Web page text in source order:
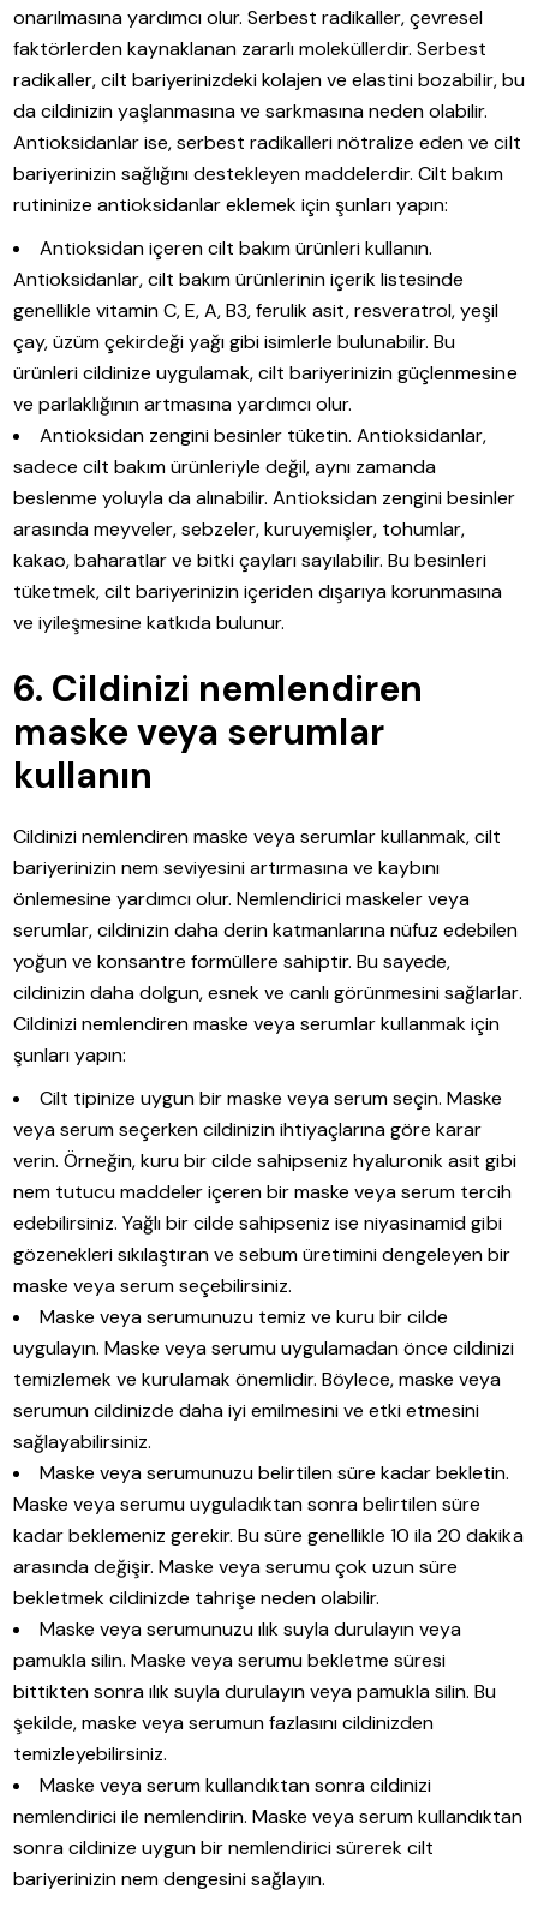
onarılmasına yardımcı olur. Serbest radikaller, çevresel
faktörlerden kaynaklanan zararlı moleküllerdir. Serbest
radikaller, cilt bariyerinizdeki kolajen ve elastini bozabilir, bu
da cildinizin yaşlanmasına ve sarkmasına neden olabilir.
Antioksidanlar ise, serbest radikalleri nötralize eden ve cilt
bariyerinizin sağlığını destekleyen maddelerdir. Cilt bakım
rutininize antioksidanlar eklemek için şunları yapın:
Antioksidan içeren cilt bakım ürünleri kullanın.
Antioksidanlar, cilt bakım ürünlerinin içerik listesinde
genellikle vitamin C, E, A, B3, ferulik asit, resveratrol, yeşil
çay, üzüm çekirdeği yağı gibi isimlerle bulunabilir. Bu
ürünleri cildinize uygulamak, cilt bariyerinizin güçlenmesine
ve parlaklığının artmasına yardımcı olur.
Antioksidan zengini besinler tüketin. Antioksidanlar,
sadece cilt bakım ürünleriyle değil, aynı zamanda
beslenme yoluyla da alınabilir. Antioksidan zengini besinler
arasında meyveler, sebzeler, kuruyemişler, tohumlar,
kakao, baharatlar ve bitki çayları sayılabilir. Bu besinleri
tüketmek, cilt bariyerinizin içeriden dışarıya korunmasına
ve iyileşmesine katkıda bulunur.
6. Cildinizi nemlendiren
maske veya serumlar
kullanın
Cildinizi nemlendiren maske veya serumlar kullanmak, cilt
bariyerinizin nem seviyesini artırmasına ve kaybını
önlemesine yardımcı olur. Nemlendirici maskeler veya
serumlar, cildinizin daha derin katmanlarına nüfuz edebilen
yoğun ve konsantre formüllere sahiptir. Bu sayede,
cildinizin daha dolgun, esnek ve canlı görünmesini sağlarlar.
Cildinizi nemlendiren maske veya serumlar kullanmak için
şunları yapın:
Cilt tipinize uygun bir maske veya serum seçin. Maske
veya serum seçerken cildinizin ihtiyaçlarına göre karar
verin. Örneğin, kuru bir cilde sahipseniz hyaluronik asit gibi
nem tutucu maddeler içeren bir maske veya serum tercih
edebilirsiniz. Yağlı bir cilde sahipseniz ise niyasinamid gibi
gözenekleri sıkılaştıran ve sebum üretimini dengeleyen bir
maske veya serum seçebilirsiniz.
Maske veya serumunuzu temiz ve kuru bir cilde
uygulayın. Maske veya serumu uygulamadan önce cildinizi
temizlemek ve kurulamak önemlidir. Böylece, maske veya
serumun cildinizde daha iyi emilmesini ve etki etmesini
sağlayabilirsiniz.
Maske veya serumunuzu belirtilen süre kadar bekletin.
Maske veya serumu uyguladıktan sonra belirtilen süre
kadar beklemeniz gerekir. Bu süre genellikle 10 ila 20 dakika
arasında değişir. Maske veya serumu çok uzun süre
bekletmek cildinizde tahrişe neden olabilir.
Maske veya serumunuzu ılık suyla durulayın veya
pamukla silin. Maske veya serumu bekletme süresi
bittikten sonra ılık suyla durulayın veya pamukla silin. Bu
şekilde, maske veya serumun fazlasını cildinizden
temizleyebilirsiniz.
Maske veya serum kullandıktan sonra cildinizi
nemlendirici ile nemlendirin. Maske veya serum kullandıktan
sonra cildinize uygun bir nemlendirici sürerek cilt
bariyerinizin nem dengesini sağlayın.